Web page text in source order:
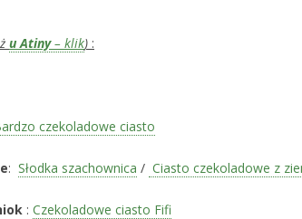
u Atiny– klik) :
czekoladowe ciasto
: Słodka szachownica / Ciasto czekoladowe z
: Czekoladowe ciasto Fifi